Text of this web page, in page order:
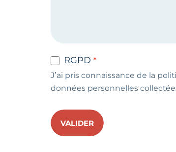
RGPD
J’ai pris connaissance de la
données personnelles
VALIDER